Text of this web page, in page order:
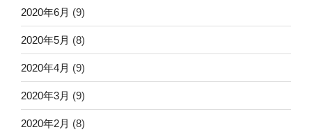
2020年6月 (9)
2020年5月 (8)
2020年4月 (9)
2020年3月 (9)
2020年2月 (8)